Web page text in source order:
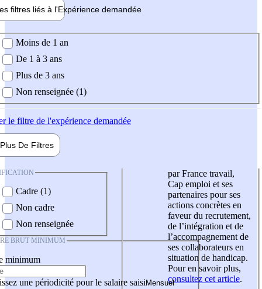
filtres liés à l'Expérience demandée
demandée
Moins de 1 an
De 1 à 3 ans
Plus de 3 ans
Non renseignée (1)
le filtre de l'expérience demandée
Plus De Filtres
Cadre (1)
Non cadre
Non renseignée
BRUT MINIMUM
minimum
une périodicité pour le salaire saisi
par France travail,
Cap emploi et ses
partenaires pour ses
actions concrètes en
faveur du recrutement,
de l’intégration et de
l’accompagnement de
ses collaborateurs en
situation de handicap.
Pour en savoir plus,
consultez cet article.